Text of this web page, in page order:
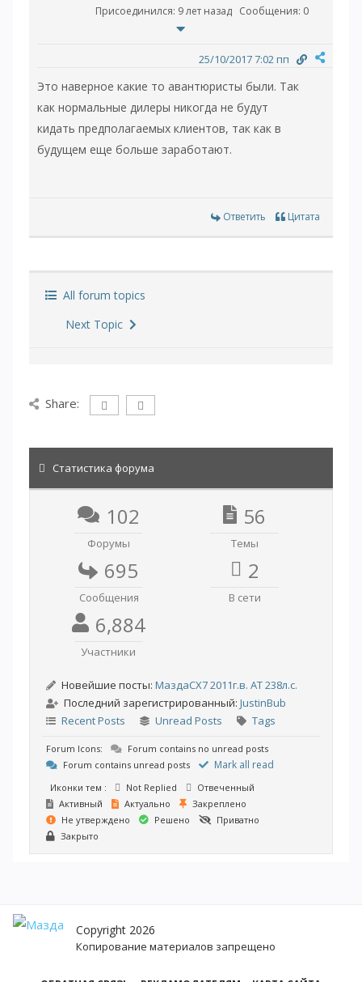
Присоединился: 9 лет назад Сообщения: 0
25/10/2017 7:02 пп
Это наверное какие то авантюристы были. Так
как нормальные дилеры никогда не будут
кидать предполагаемых клиентов, так как в
будущем еще больше заработают.
Ответить Цитата
All forum topics
Next Topic
Share:
Статистика форума
102
Форумы
56
Темы
695
Сообщения
2
В сети
6,884
Участники
Новейшие посты: МаздаCX7 2011г.в. АТ 238л.с.
Последний зарегистрированный: JustinBub
Recent Posts
Unread Posts Tags
Forum Icons:
Forum contains no unread posts
Forum contains unread posts
Mark all read
Иконки тем : Not Replied
Отвеченный
Активный
Актуально
Закреплено
Не утверждено
Решено
Приватно
Закрыто
Copyright 2026
Копирование материалов запрещено